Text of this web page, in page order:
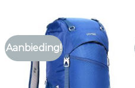
Aanbieding!